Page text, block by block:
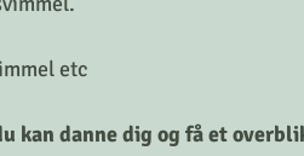
etc
kan danne dig og få et